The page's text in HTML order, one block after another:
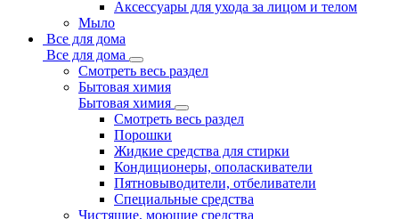
Аксессуары для ухода за лицом и телом
Мыло
Все для дома
Все для дома
Смотреть весь раздел
Бытовая химия
Бытовая химия
Смотреть весь раздел
Порошки
Жидкие средства для стирки
Кондиционеры, ополаскиватели
Пятновыводители, отбеливатели
Специальные средства
Чистящие, моющие средства